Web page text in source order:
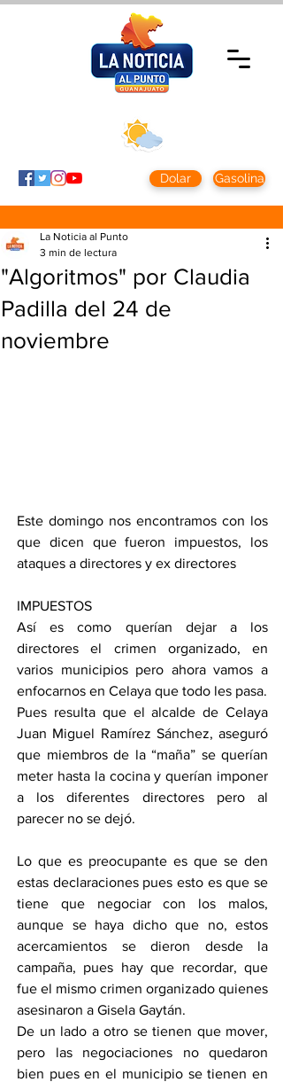
Dolar Gasolina
"Algoritmos" por Claudia
Padilla del 24 de
noviembre
La Noticia al Punto
3 min de lectura
Este domingo nos encontramos con los
que dicen que fueron impuestos, los
ataques a directores y ex directores
IMPUESTOS
Así es como querían dejar a los
directores el crimen organizado, en
varios municipios pero ahora vamos a
enfocarnos en Celaya que todo les pasa.
Pues resulta que el alcalde de Celaya
Juan Miguel Ramírez Sánchez, aseguró
que miembros de la “maña” se querían
meter hasta la cocina y querían imponer
a los diferentes directores pero al
parecer no se dejó.
Lo que es preocupante es que se den
estas declaraciones pues esto es que se
tiene que negociar con los malos,
aunque se haya dicho que no, estos
acercamientos se dieron desde la
campaña, pues hay que recordar, que
fue el mismo crimen organizado quienes
asesinaron a Gisela Gaytán.
De un lado a otro se tienen que mover,
pero las negociaciones no quedaron
bien pues en el municipio se tienen en